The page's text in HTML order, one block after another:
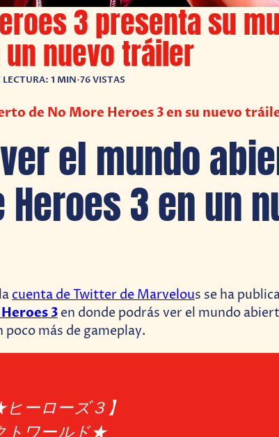
3 presenta su
nuevo tráiler
1 MIN•76 VISTAS
de No More Heroes 3 en su nuevo
el mundo
Heroes 3 en un
cuenta de Twitter de Marvelous se ha
3 en donde podrás ver el mundo
poco más de gameplay.
ーローズ３】
トワールド★